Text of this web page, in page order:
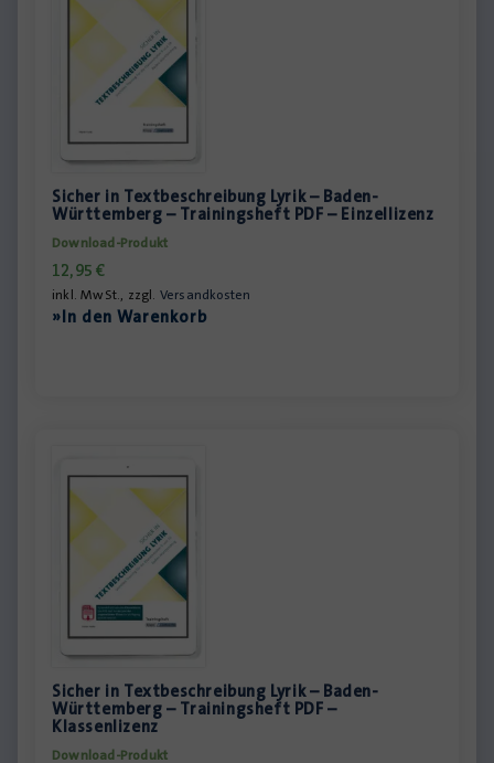
Sicher in Textbeschreibung Lyrik – Baden-
Württemberg – Trainingsheft PDF – Einzellizenz
Download-Produkt
12,95€
inkl. MwSt., zzgl. Versandkosten
»In den Warenkorb
Sicher in Textbeschreibung Lyrik – Baden-
Württemberg – Trainingsheft PDF –
Klassenlizenz
Download-Produkt